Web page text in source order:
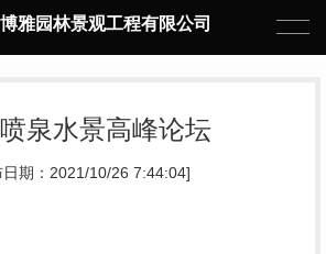
雅园林景观工程有限公司
泉水景高峰论坛
日期：2021/10/26 7:44:04]